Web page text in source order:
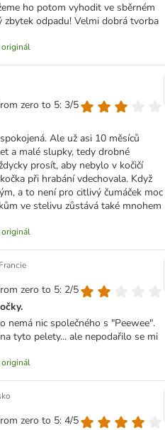
ho potom vyhodit ve sběrném
odpadu! Velmi dobrá tvorba
zero to 5: 3/5
Ale už asi 10 měsíců
a malé slupky, tedy drobné
prosít, aby nebylo v kočičí
při hrabání vdechovala. Když
a to není pro citlivý čumáček moc
ve stelivu zůstává také mnohem
Francie
zero to 5: 2/5
nemá nic společného s "Peewee".
tyto pelety... ale nepodařilo se mi
zero to 5: 4/5